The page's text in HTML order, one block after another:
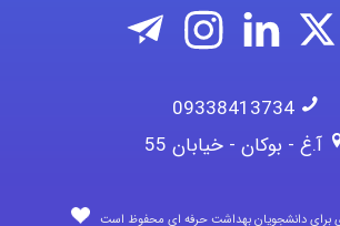
09338413734
آ.غ - بوکان - خیابان 55
برای دانشجویان بهداشت حرفه ای محفوظ است